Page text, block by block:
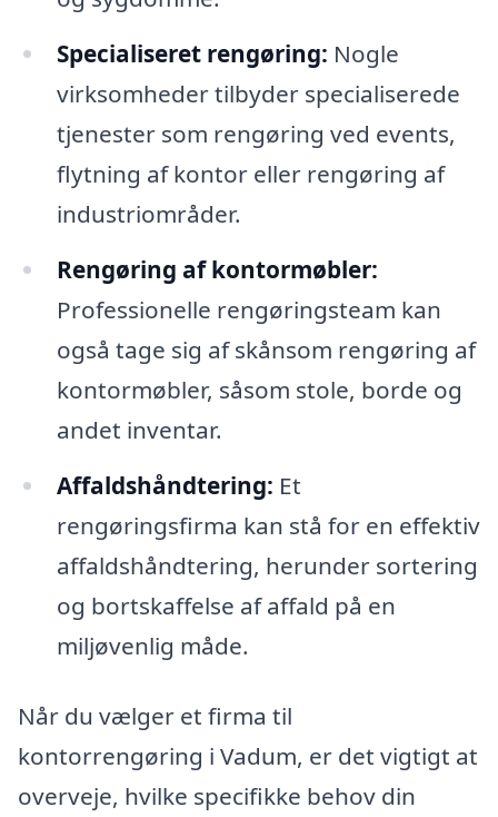
Specialiseret rengøring: Nogle
virksomheder tilbyder specialiserede
tjenester som rengøring ved events,
flytning af kontor eller rengøring af
industriområder.
Rengøring af kontormøbler:
Professionelle rengøringsteam kan
også tage sig af skånsom rengøring af
kontormøbler, såsom stole, borde og
andet inventar.
Affaldshåndtering: Et
rengøringsfirma kan stå for en effektiv
affaldshåndtering, herunder sortering
og bortskaffelse af affald på en
miljøvenlig måde.
Når du vælger et firma til
kontorrengøring i Vadum, er det vigtigt at
overveje, hvilke specifikke behov din